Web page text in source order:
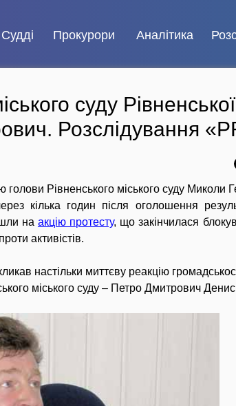
Судді Прокурори Аналітика
суду
Розслідування
голови Рівненського міського суду Миколи
кілька годин після оголошення
на акцію протесту, що закінчилася
активістів.
настільки миттєву реакцію
міського суду – Петро Дмитрович